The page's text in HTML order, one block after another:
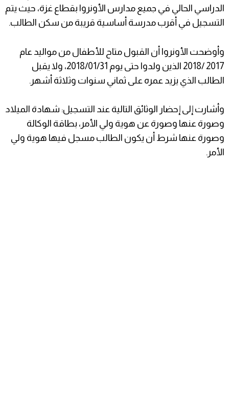
الدراسي الحالي في جميع مدارس الأونروا بقطاع غزة، حيث يتم
التسجيل في أقرب مدرسة أساسية قريبة من سكن الطالب.
وأوضحت الأونروا أن القبول متاح للأطفال من مواليد عام
2017 /2018 الذين ولدوا حتى يوم 2018/01/31، ولا يقبل
الطالب الذي يزيد عمره على ثماني سنوات وثلاثة أشهر.
وأشارت إلى إحضار الوثائق التالية عند التسجيل: شهادة الميلاد
وصورة عنها وصورة عن هوية ولي الأمر، بطاقة الوكالة
وصورة عنها شرط أن يكون الطالب مسجل فيها هوية ولي
الأمر.